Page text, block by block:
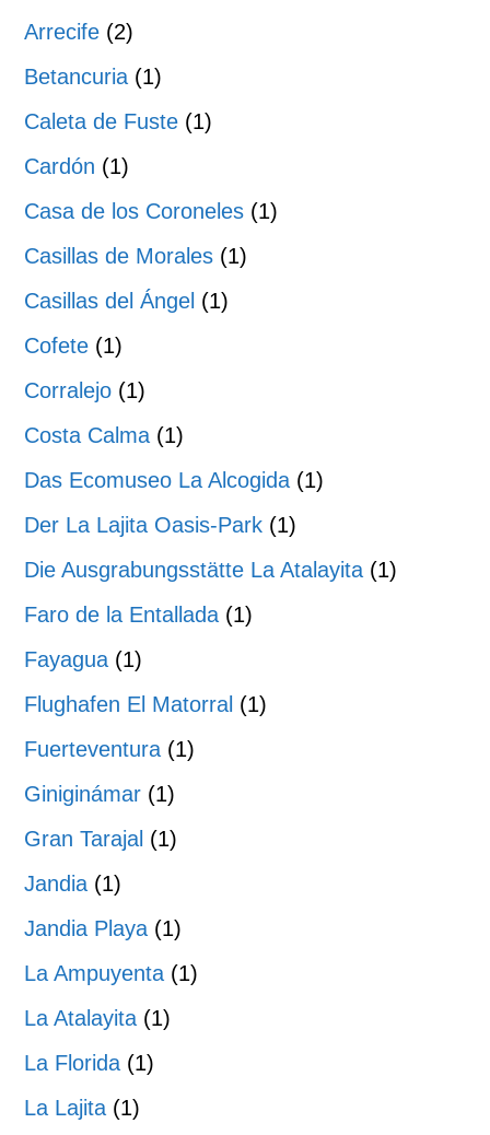
Arrecife (2)
Betancuria (1)
Caleta de Fuste (1)
Cardón (1)
Casa de los Coroneles (1)
Casillas de Morales (1)
Casillas del Ángel (1)
Cofete (1)
Corralejo (1)
Costa Calma (1)
Das Ecomuseo La Alcogida (1)
Der La Lajita Oasis-Park (1)
Die Ausgrabungsstätte La Atalayita (1)
Faro de la Entallada (1)
Fayagua (1)
Flughafen El Matorral (1)
Fuerteventura (1)
Giniginámar (1)
Gran Tarajal (1)
Jandia (1)
Jandia Playa (1)
La Ampuyenta (1)
La Atalayita (1)
La Florida (1)
La Lajita (1)